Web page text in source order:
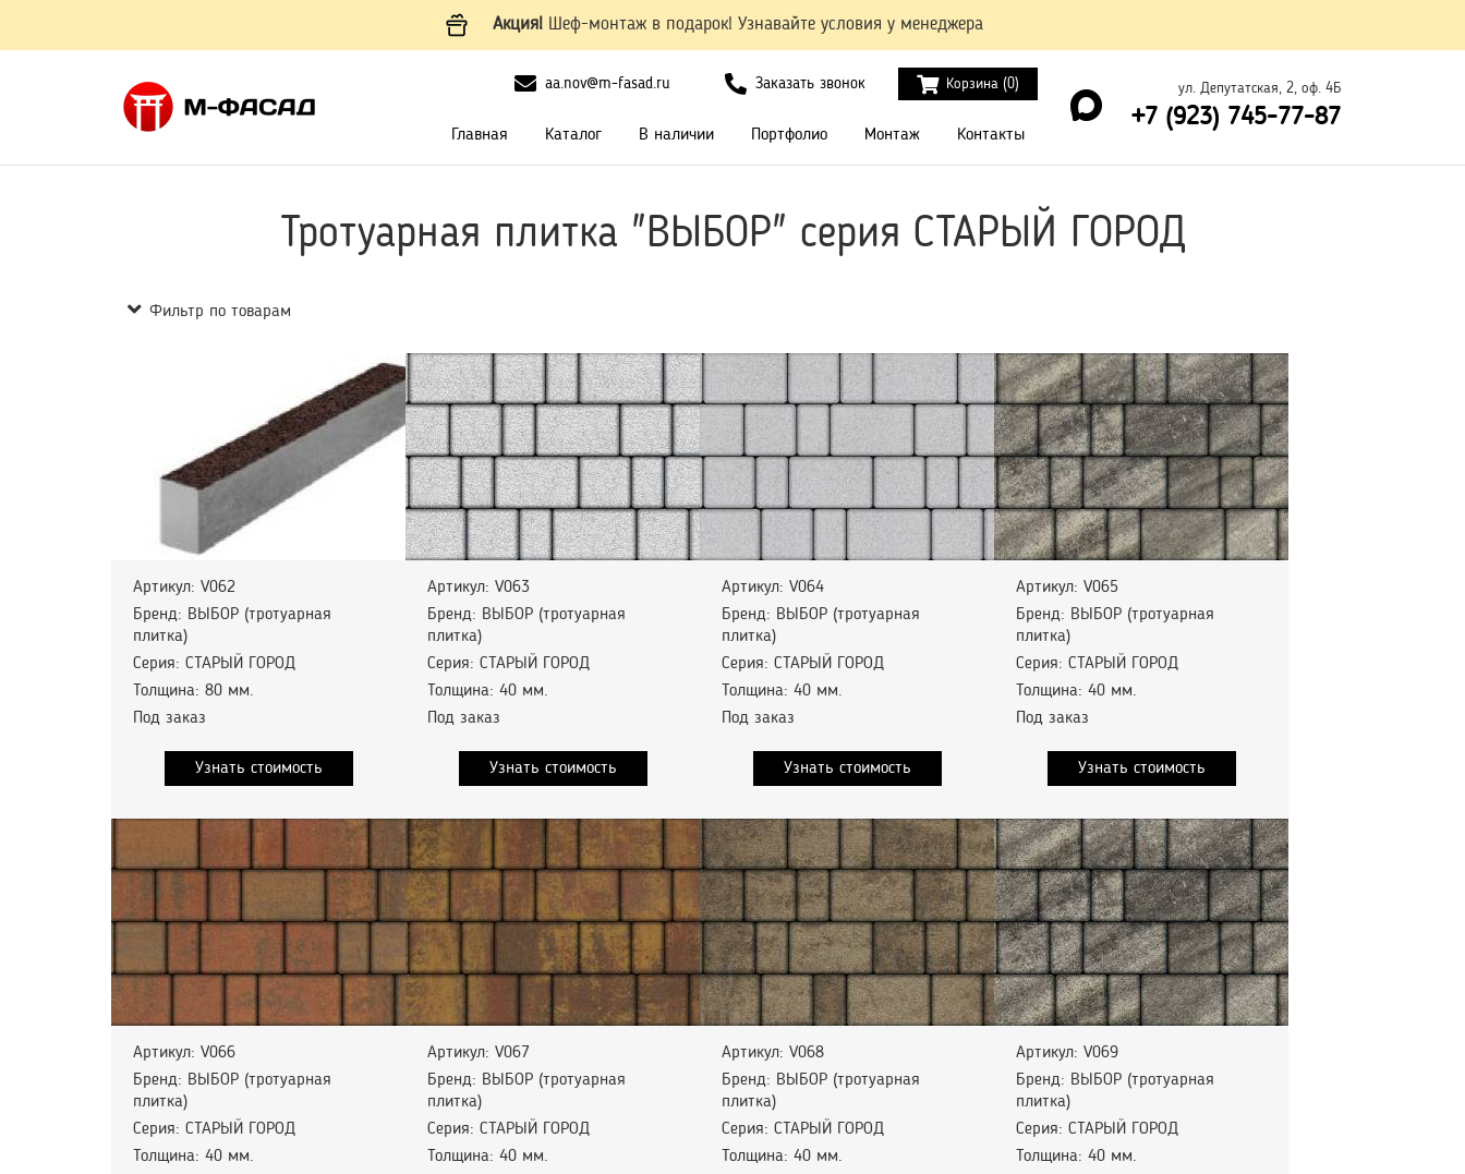
Акция! Шеф-монтаж в подарок! Узнавайте условия у менеджера
aa.nov@m-fasad.ru Заказать звонок Корзина (0)
Главная Каталог В наличии Портфолио Монтаж Контакты
ул. Депутатская, 2, оф. 4Б
+7 (923) 745-77-87
Тротуарная плитка "ВЫБОР" серия СТАРЫЙ ГОРОД
Фильтр по товарам
Артикул: V062
Бренд: ВЫБОР (тротуарная
плитка)
Серия: СТАРЫЙ ГОРОД
Толщина: 80 мм.
Под заказ
Узнать стоимость
Артикул: V063
Бренд: ВЫБОР (тротуарная
плитка)
Серия: СТАРЫЙ ГОРОД
Толщина: 40 мм.
Под заказ
Узнать стоимость
Артикул: V064
Бренд: ВЫБОР (тротуарная
плитка)
Серия: СТАРЫЙ ГОРОД
Толщина: 40 мм.
Под заказ
Узнать стоимость
Артикул: V065
Бренд: ВЫБОР (тротуарная
плитка)
Серия: СТАРЫЙ ГОРОД
Толщина: 40 мм.
Под заказ
Узнать стоимость
Артикул: V066
Бренд: ВЫБОР (тротуарная
плитка)
Серия: СТАРЫЙ ГОРОД
Толщина: 40 мм.
Артикул: V067
Бренд: ВЫБОР (тротуарная
плитка)
Серия: СТАРЫЙ ГОРОД
Толщина: 40 мм.
Артикул: V068
Бренд: ВЫБОР (тротуарная
плитка)
Серия: СТАРЫЙ ГОРОД
Толщина: 40 мм.
Артикул: V069
Бренд: ВЫБОР (тротуарная
плитка)
Серия: СТАРЫЙ ГОРОД
Толщина: 40 мм.